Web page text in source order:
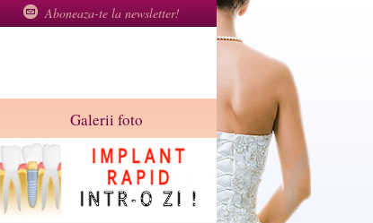
Aboneaza-te la newsletter!
Galerii foto